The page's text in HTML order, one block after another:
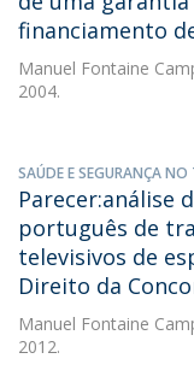
financiamento
Manuel Fontaine
2004.
SAÚDE E SEGURANÇA NO
Parecer:análise
português de
televisivos de
Direito da
Manuel Fontaine
2012.